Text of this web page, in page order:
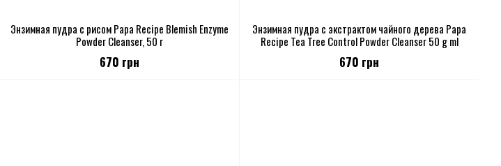
Энзимная пудра с рисом Papa Recipe Blemish Enzyme
Powder Cleanser, 50 г
670 грн
Энзимная пудра с экстрактом чайного дерева Papa
Recipe Tea Tree Control Powder Cleanser 50 g ml
670 грн